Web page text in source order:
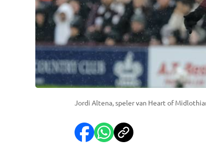
Jordi Altena, speler van Heart of